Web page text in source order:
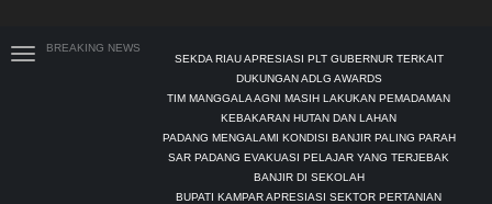
BREAKING NEWS
SEKDA RIAU APRESIASI PLT GUBERNUR TERKAIT
DUKUNGAN ADLG AWARDS
TIM MANGGALA AGNI MASIH LAKUKAN PEMADAMAN
KEBAKARAN HUTAN DAN LAHAN
PADANG MENGALAMI KONDISI BANJIR PALING PARAH
SAR PADANG EVAKUASI PELAJAR YANG TERJEBAK
BANJIR DI SEKOLAH
BUPATI KAMPAR APRESIASI SEKTOR PERTANIAN